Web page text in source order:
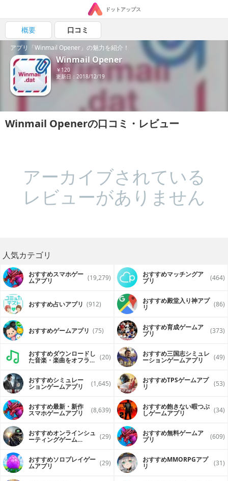
ドットアップス
概要 口コミ
アプリ「Winmail Opener」の魅力を紹介！
Winmail Opener
￥120
更新日：2018/12/19
Winmail Openerの口コミ・レビュー
アーカイブされている
レビューがありません
人気カテゴリ
おすすめスマホゲー
ムアプリ (19,279) おすすめマッチングア
プリ (464)
おすすめ占いアプリ (912) おすすめ殿堂入り神アプ
リ (86)
おすすめゲームアプリ (75) おすすめ育成ゲームア
プリ (373)
おすすめダウンロードし
た音楽・楽曲をオフライ (20) おすすめ三国志シミュレ
ーションゲームアプリ (49)
おすすめシミュレー
ションゲームアプリ (1,645) おすすめTPSゲームアプ
リ (53)
おすすめ最新・新作
スマホゲームアプリ (8,639) おすすめ飽きない暇つぶ
しゲームアプリ (34)
おすすめオンラインシュ
ーティングゲーム (29) おすすめ無料ゲームア
プリ (609)
おすすめソロプレイゲー
ムアプリ (29) おすすめ MMORPGアプ
リ (31)